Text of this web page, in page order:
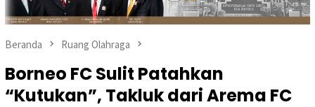
Beranda Ruang Olahraga
Borneo FC Sulit Patahkan
“Kutukan”, Takluk dari Arema FC